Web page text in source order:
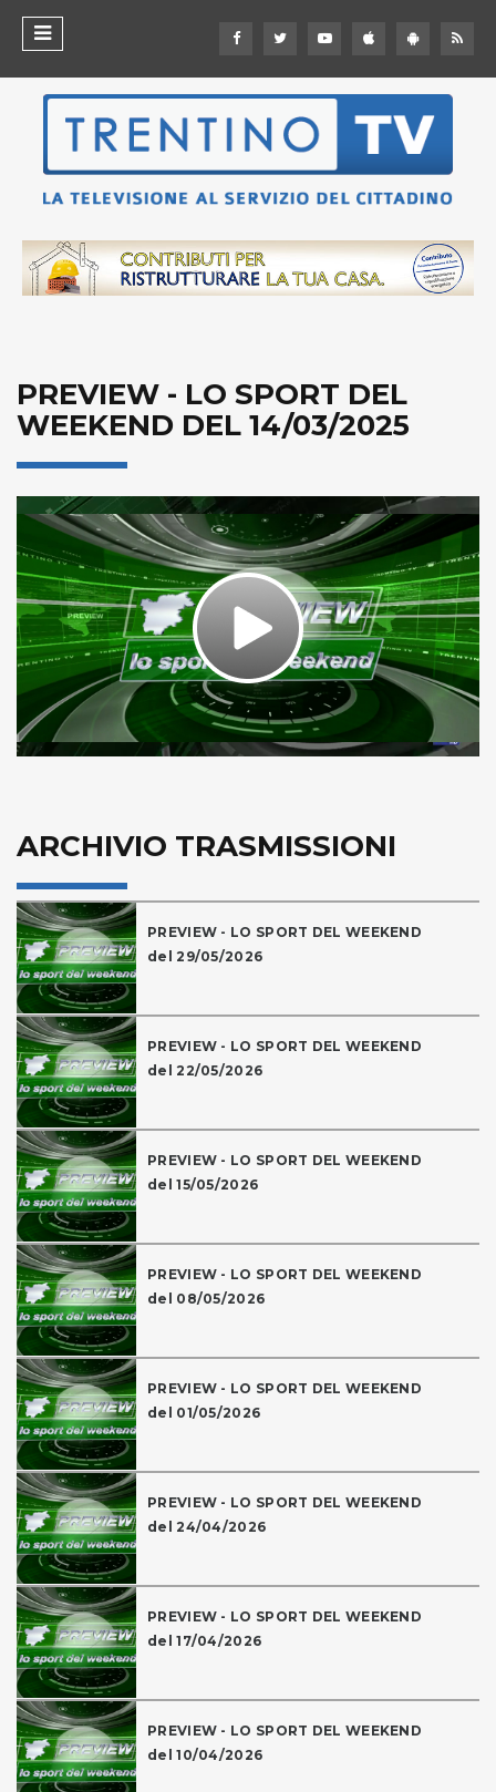
PREVIEW - LO SPORT DEL
WEEKEND DEL 14/03/2025
Play
Video
ARCHIVIO TRASMISSIONI
PREVIEW - LO SPORT DEL WEEKEND
del 29/05/2026
PREVIEW - LO SPORT DEL WEEKEND
del 22/05/2026
PREVIEW - LO SPORT DEL WEEKEND
del 15/05/2026
PREVIEW - LO SPORT DEL WEEKEND
del 08/05/2026
PREVIEW - LO SPORT DEL WEEKEND
del 01/05/2026
PREVIEW - LO SPORT DEL WEEKEND
del 24/04/2026
PREVIEW - LO SPORT DEL WEEKEND
del 17/04/2026
PREVIEW - LO SPORT DEL WEEKEND
del 10/04/2026